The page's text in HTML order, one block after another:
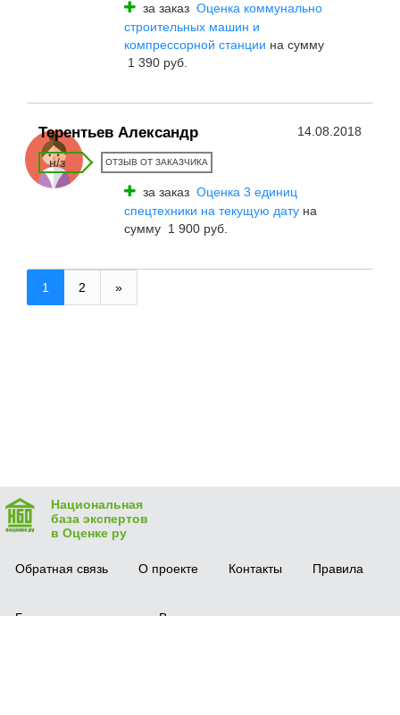
за заказ Оценка коммунально
строительных машин и
компрессорной станции на сумму
1 390 руб.
Терентьев Александр 14.08.2018
н/з ОТЗЫВ ОТ ЗАКАЗЧИКА
за заказ Оценка 3 единиц
спецтехники на текущую дату на
сумму 1 900 руб.
1 2 »
Национальная
база экспертов
в Оценке ру
Обратная связь О проекте Контакты Правила
Безопасная сделка Вопрос-ответ